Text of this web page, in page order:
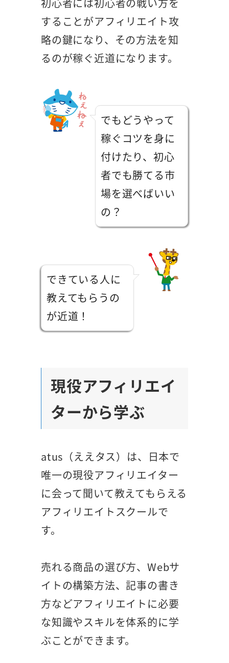
することがアフィリエイト攻
略の鍵になり、その方法を知
るのが稼ぐ近道になります。
でもどうやって
稼ぐコツを身に
付けたり、初心
者でも勝てる市
場を選べばいい
の？
できている人に
教えてもらうの
が近道！
現役アフィリエイ
ターから学ぶ
atus（ええタス）は、日本で
唯一の現役アフィリエイター
に会って聞いて教えてもらえる
アフィリエイトスクールで
す。
売れる商品の選び方、Webサ
イトの構築方法、記事の書き
方などアフィリエイトに必要
な知識やスキルを体系的に学
ぶことができます。